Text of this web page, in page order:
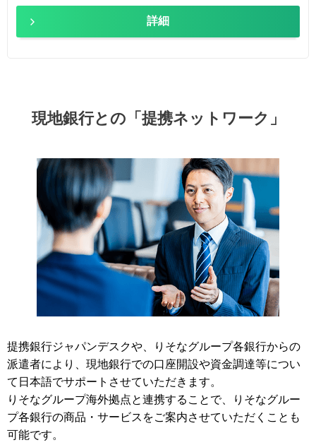
詳細
現地銀行との「提携ネットワーク」
提携銀行ジャパンデスクや、りそなグループ各銀行からの
派遣者により、現地銀行での口座開設や資金調達等につい
て日本語でサポートさせていただきます。
りそなグループ海外拠点と連携することで、りそなグルー
プ各銀行の商品・サービスをご案内させていただくことも
可能です。